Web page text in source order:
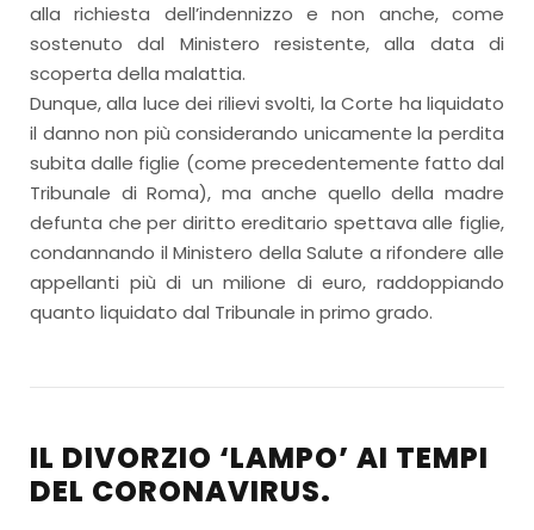
alla richiesta dell’indennizzo e non anche, come
sostenuto dal Ministero resistente, alla data di
scoperta della malattia.
Dunque, alla luce dei rilievi svolti, la Corte ha liquidato
il danno non più considerando unicamente la perdita
subita dalle figlie (come precedentemente fatto dal
Tribunale di Roma), ma anche quello della madre
defunta che per diritto ereditario spettava alle figlie,
condannando il Ministero della Salute a rifondere alle
appellanti più di un milione di euro, raddoppiando
quanto liquidato dal Tribunale in primo grado.
IL DIVORZIO ‘LAMPO’ AI TEMPI
DEL CORONAVIRUS.